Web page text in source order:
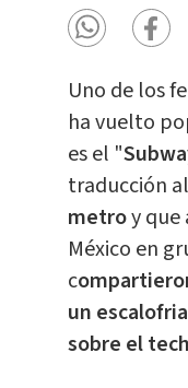
Uno de los
ha vuelto
es el "
traducción
metroy que
México en
c
un
sobre el